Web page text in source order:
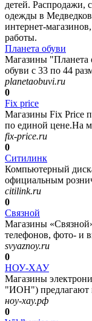
детей. Распродажи,
одежды в
интернет-
работы.
Планета обуви
Магазины "Планета
обуви с 33 по 44
planetaobuvi.ru
0
Fix price
Магазины Fix Price
по единой цене.На
fix-price.ru
0
Ситилинк
Компьютерный
официальным
citilink.ru
0
Связной
Магазины
телефонов, фото- и
svyaznoy.ru
0
НОУ-ХАУ
Магазины
"ИОН") предлагают
ноу-хау.рф
0